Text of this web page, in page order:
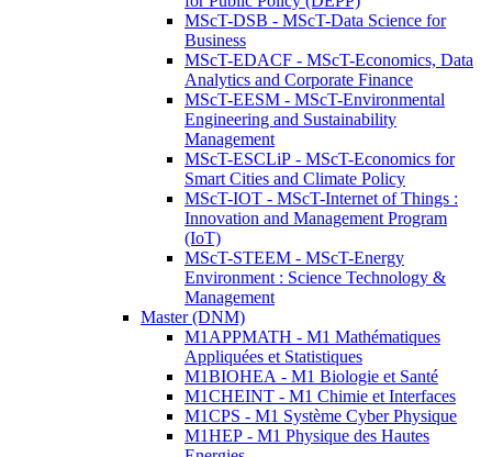
MScT-DSB - MScT-Data Science for
Business
MScT-EDACF - MScT-Economics, Data
Analytics and Corporate Finance
MScT-EESM - MScT-Environmental
Engineering and Sustainability
Management
MScT-ESCLiP - MScT-Economics for
Smart Cities and Climate Policy
MScT-IOT - MScT-Internet of Things :
Innovation and Management Program
(IoT)
MScT-STEEM - MScT-Energy
Environment : Science Technology &
Management
Master (DNM)
M1APPMATH - M1 Mathématiques
Appliquées et Statistiques
M1BIOHEA - M1 Biologie et Santé
M1CHEINT - M1 Chimie et Interfaces
M1CPS - M1 Système Cyber Physique
M1HEP - M1 Physique des Hautes